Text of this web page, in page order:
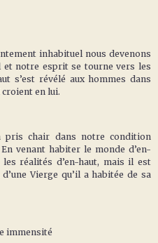
inhabituel nous devenons
notre esprit se tourne vers les
s’est révélé aux hommes dans
croient en lui.
pris chair dans notre condition
venant habiter le monde d’en-
réalités d’en-haut, mais il est
Vierge qu’il a habitée de sa
immensité